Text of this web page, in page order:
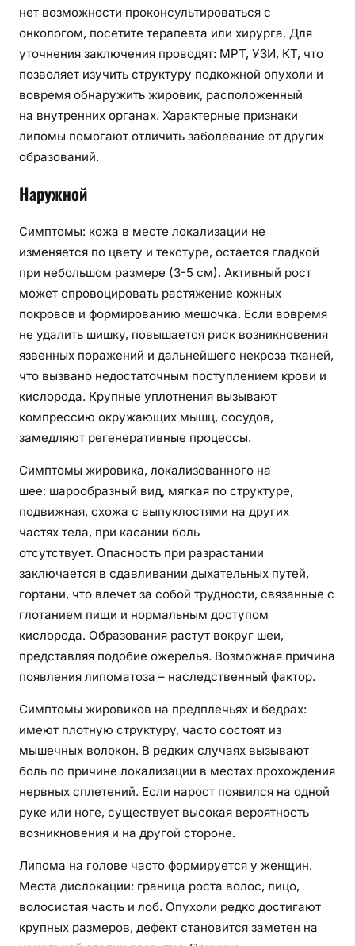
нет возможности проконсультироваться с
онкологом, посетите терапевта или хирурга. Для
уточнения заключения проводят: МРТ, УЗИ, КТ, что
позволяет изучить структуру подкожной опухоли и
вовремя обнаружить жировик, расположенный
на внутренних органах. Характерные признаки
липомы помогают отличить заболевание от других
образований.
Наружной
Симптомы: кожа в месте локализации не
изменяется по цвету и текстуре, остается гладкой
при небольшом размере (3-5 см). Активный рост
может спровоцировать растяжение кожных
покровов и формированию мешочка. Если вовремя
не удалить шишку, повышается риск возникновения
язвенных поражений и дальнейшего некроза тканей,
что вызвано недостаточным поступлением крови и
кислорода. Крупные уплотнения вызывают
компрессию окружающих мышц, сосудов,
замедляют регенеративные процессы.
Симптомы жировика, локализованного на
шее: шарообразный вид, мягкая по структуре,
подвижная, схожа с выпуклостями на других
частях тела, при касании боль
отсутствует. Опасность при разрастании
заключается в сдавливании дыхательных путей,
гортани, что влечет за собой трудности, связанные с
глотанием пищи и нормальным доступом
кислорода. Образования растут вокруг шеи,
представляя подобие ожерелья. Возможная причина
появления липоматоза – наследственный фактор.
Симптомы жировиков на предплечьях и бедрах:
имеют плотную структуру, часто состоят из
мышечных волокон. В редких случаях вызывают
боль по причине локализации в местах прохождения
нервных сплетений. Если нарост появился на одной
руке или ноге, существует высокая вероятность
возникновения и на другой стороне.
Липома на голове часто формируется у женщин.
Места дислокации: граница роста волос, лицо,
волосистая часть и лоб. Опухоли редко достигают
крупных размеров, дефект становится заметен на